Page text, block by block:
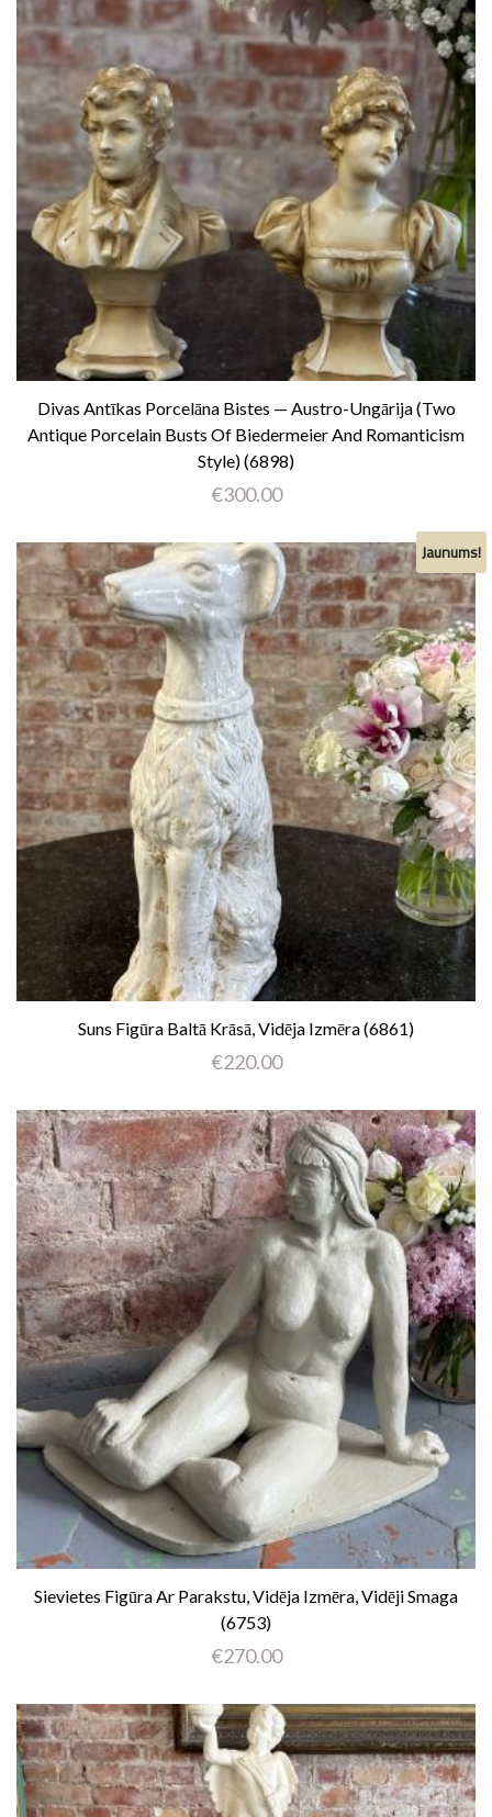
Divas Antīkas Porcelāna Bistes — Austro-Ungārija (Two
Antique Porcelain Busts Of Biedermeier And Romanticism
Style) (6898)
€300.00
Jaunums!
Suns Figūra Baltā Krāsā, Vidēja Izmēra (6861)
€220.00
Sievietes Figūra Ar Parakstu, Vidēja Izmēra, Vidēji Smaga
(6753)
€270.00